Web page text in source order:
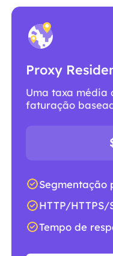
Proxy
Uma taxa média
faturação
HTTP/HTTPS/
Tempo de